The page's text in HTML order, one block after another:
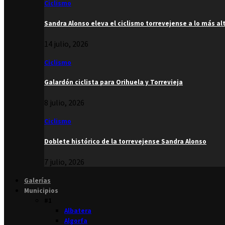
Ciclismo
Sandra Alonso eleva el ciclismo torrevejense a lo más
14 julio, 2026
Ciclismo
Galardón ciclista para Orihuela y Torrevieja
8 julio, 2026
Ciclismo
Doblete histórico de la torrevejense Sandra Alonso
7 julio, 2026
Galerías
Municipios
Albatera
Algorfa